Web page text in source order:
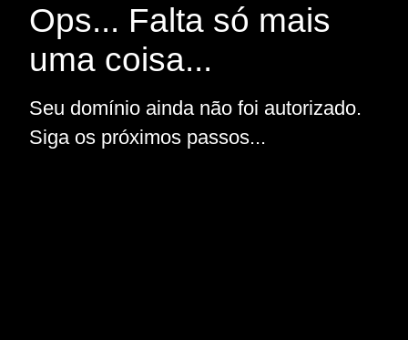
Ops... Falta só mais
uma coisa...
Seu domínio ainda não foi autorizado.
Siga os próximos passos...